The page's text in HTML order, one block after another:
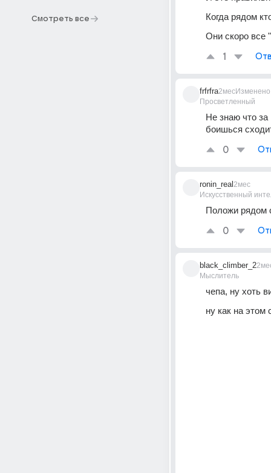
Смотреть все
Когда рядом
Они скоро все
1
frfrfra
Просветленный
2месИзменено
Не знаю что за
боишься
0
ronin_real
Искусственный
2мес
Положи рядом
0
black_climber_2
Мыслитель
чепа, ну хоть
ну как на этом